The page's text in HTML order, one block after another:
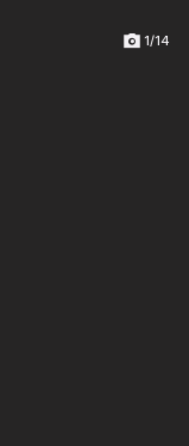
1/14